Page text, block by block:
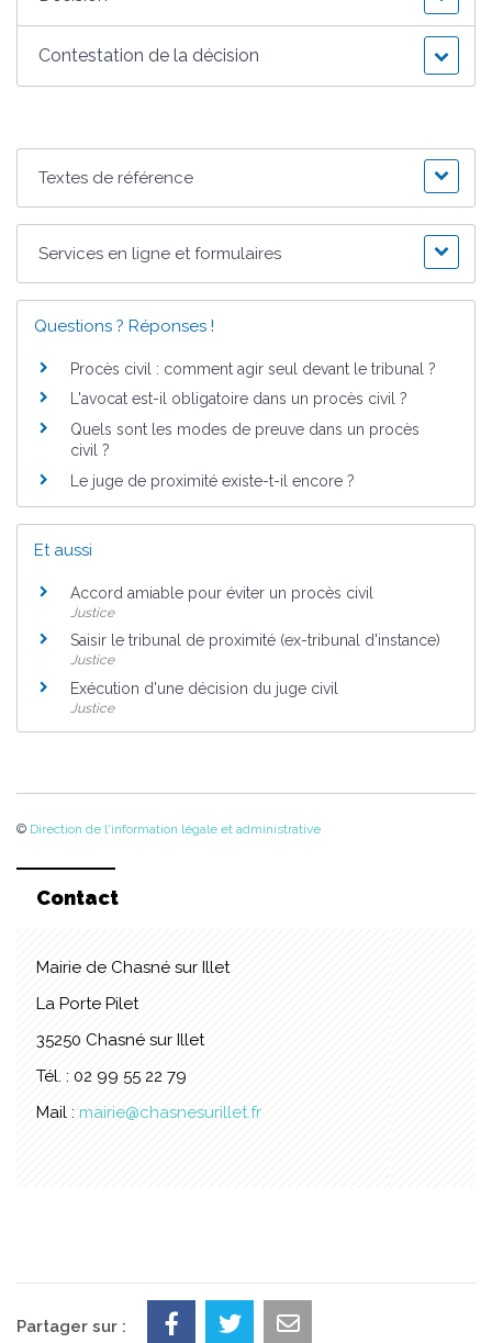
Contestation de la décision
Textes de référence
Services en ligne et formulaires
Questions ? Réponses !
Procès civil : comment agir seul devant le tribunal ?
L'avocat est-il obligatoire dans un procès civil ?
Quels sont les modes de preuve dans un procès
civil ?
Le juge de proximité existe-t-il encore ?
Et aussi
Accord amiable pour éviter un procès civil
Justice
Saisir le tribunal de proximité (ex-tribunal d'instance)
Justice
Exécution d'une décision du juge civil
Justice
© Direction de l'information légale et administrative
Contact
Mairie de Chasné sur Illet
La Porte Pilet
35250 Chasné sur Illet
Tél. : 02 99 55 22 79
Mail : mairie@chasnesurillet.fr
Partager sur :